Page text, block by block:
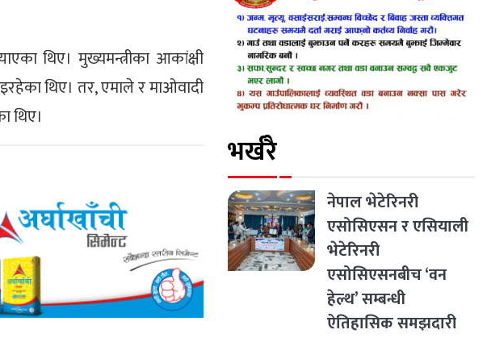
थिए। मुख्यमन्त्रीका आकांक्षी
थिए। तर, एमाले र माओवादी
थिए।
भर्खरै
नेपाल भेटेरिनरी
एसोसिएसन र एसियाली
भेटेरिनरी
एसोसिएसनबीच ‘वन
हेल्थ’ सम्बन्धी
ऐतिहासिक समझदारी